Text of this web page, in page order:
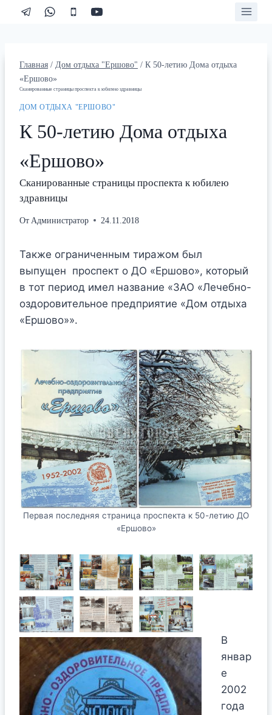
Перейти
Главная / Дом отдыха "Ершово" / К 50-летию Дома отдыха
«Ершово»
Сканированные страницы проспекта к юбилею здравницы
ДОМ ОТДЫХА "ЕРШОВО"
К 50-летию Дома отдыха
«Ершово»
Сканированные страницы проспекта к юбилею
здравницы
От Администратор 24.11.2018
Также ограниченным тиражом был
выпущен проспект о ДО «Ершово», который
в тот период имел название «ЗАО «Лечебно-
оздоровительное предприятие «Дом отдыха
«Ершово»».
Первая последняя страница проспекта к 50-летию ДО
«Ершово»
В
январ
е
2002
года